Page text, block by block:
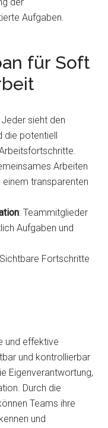
Aufgaben.
für Soft
Jeder sieht den
die potentiell
Arbeiten
transparenten
: Teammitglieder
Aufgaben und
Fortschritte
und effektive
und kontrollierbar
Eigenverantwortung,
Durch die
Teams ihre
und